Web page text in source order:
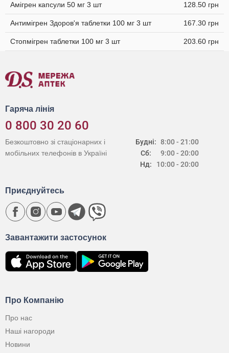
Амігрен капсули 50 мг 3 шт 128.50 грн
Антимігрен Здоров'я таблетки 100 мг 3 шт 167.30 грн
Стопмігрен таблетки 100 мг 3 шт 203.60 грн
Гаряча лінія
0 800 30 20 60
Будні:
Сб:
Нд:
8:00 - 21:00
9:00 - 20:00
10:00 - 20:00
Безкоштовно зі стаціонарних і
мобільних телефонів в Україні
Про Компанію
Про нас
Наші нагороди
Новини
Завантажити застосунок
Приєднуйтесь